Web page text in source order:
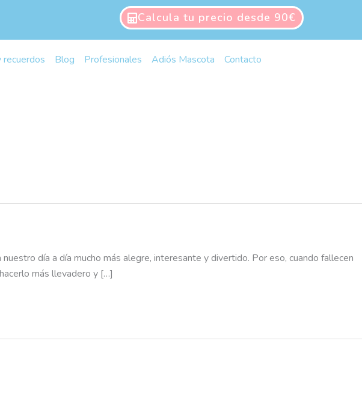
Calcula tu precio desde 90€
recuerdos Blog Profesionales Adiós Mascota Contacto
día a día mucho más alegre, interesante y divertido. Por eso, cuando fallecen
más llevadero y […]